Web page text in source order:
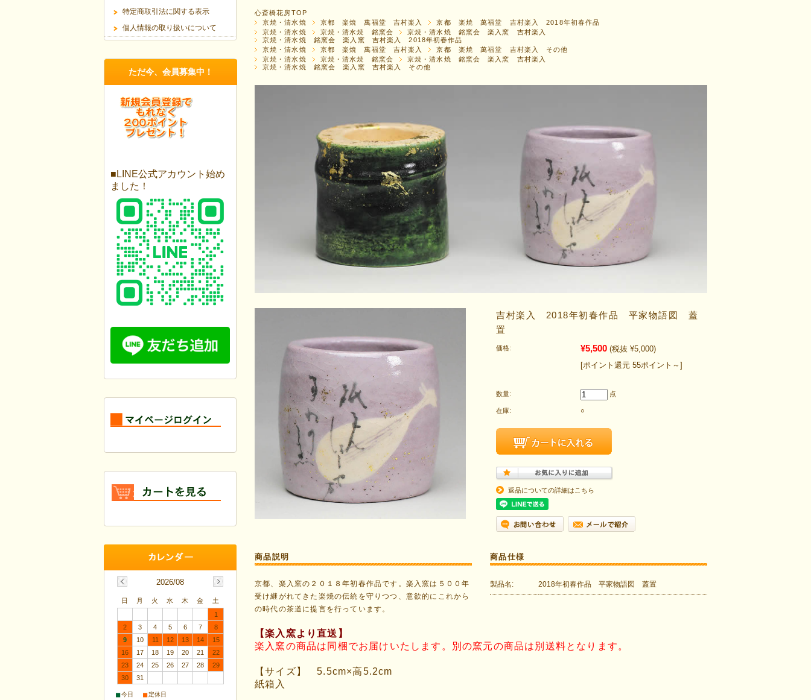
心斎橋花房TOP
京焼・清水焼
京都 楽焼 萬福堂 吉村楽入
京都 楽焼 萬福堂 吉村楽入 2018年初春作品
京焼・清水焼
京焼・清水焼 銘窯会
京焼・清水焼 銘窯会 楽入窯 吉村楽入
京焼・清水焼 銘窯会 楽入窯 吉村楽入 2018年初春作品
京焼・清水焼
京都 楽焼 萬福堂 吉村楽入
京都 楽焼 萬福堂 吉村楽入 その他
京焼・清水焼
京焼・清水焼 銘窯会
京焼・清水焼 銘窯会 楽入窯 吉村楽入
京焼・清水焼 銘窯会 楽入窯 吉村楽入 その他
吉村楽入 2018年初春作品 平家物語図 蓋
置
価格: ¥5,500 (税抜 ¥5,000)
[ポイント還元 55ポイント～]
数量: 点
在庫: ○
返品についての詳細はこちら
商品説明
京都、楽入窯の２０１８年初春作品です。楽入窯は５００年
受け継がれてきた楽焼の伝統を守りつつ、意欲的にこれから
の時代の茶道に提言を行っています。
商品仕様
製品名: 2018年初春作品 平家物語図 蓋置
【楽入窯より直送】
楽入窯の商品は同梱でお届けいたします。別の窯元の商品は別送料となります。
【サイズ】 5.5cm×高5.2cm
紙箱入
特定商取引法に関する表示
個人情報の取り扱いについて
ただ今、会員募集中！
■LINE公式アカウント始め
ました！
2026/08
日 月 火 水 木 金
土
1
2
3 4 5 6 7
8
9
10 11 12 13 14
15
16
17 18 19 20 21
22
23
24 25 26 27 28
29
30
31
■今日 ■定休日